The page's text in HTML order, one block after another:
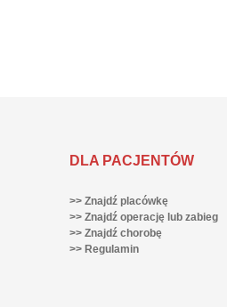
DLA PACJENTÓW
>> Znajdź placówkę
>> Znajdź operację lub zabieg
>> Znajdź chorobę
>> Regulamin